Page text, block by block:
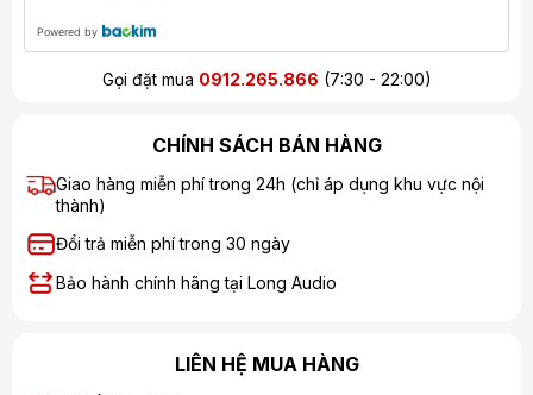
Powered by
Gọi đặt mua 0912.265.866 (7:30 - 22:00)
CHÍNH SÁCH BÁN HÀNG
Giao hàng miễn phí trong 24h (chỉ áp dụng khu vực nội
thành)
Đổi trả miễn phí trong 30 ngày
Bảo hành chính hãng tại Long Audio
LIÊN HỆ MUA HÀNG